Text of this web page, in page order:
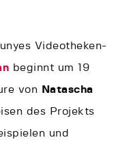
Videotheken-
beginnt um 19
von
Natascha
des Projekts
und